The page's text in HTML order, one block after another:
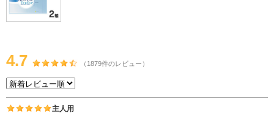
4.7 （1879件のレビュー）
主人用